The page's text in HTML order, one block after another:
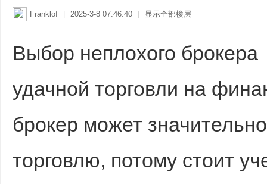
Franklof 2025-3-8 07:46:40 显示全部楼层
Выбор неплохого
удачной торговли на
брокер может
торговлю, потому стоит